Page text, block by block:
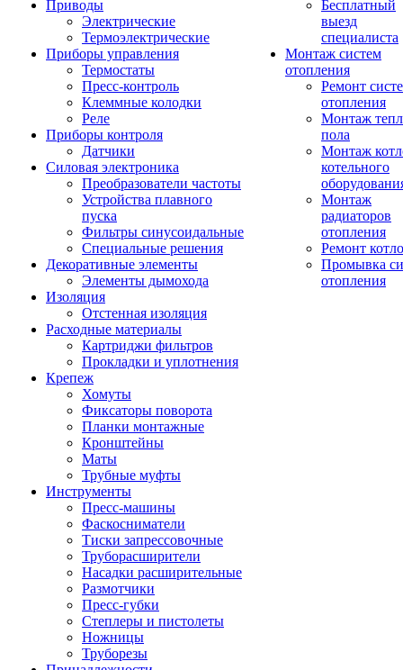
Приводы
Электрические
Термоэлектрические
Приборы управления
Термостаты
Пресс-контроль
Клеммные колодки
Реле
Приборы контроля
Датчики
Силовая электроника
Преобразователи частоты
Устройства плавного
пуска
Фильтры синусоидальные
Специальные решения
Декоративные элементы
Элементы дымохода
Изоляция
Отстенная изоляция
Расходные материалы
Картриджи фильтров
Прокладки и уплотнения
Крепеж
Хомуты
Фиксаторы поворота
Планки монтажные
Кронштейны
Маты
Трубные муфты
Инструменты
Пресс-машины
Фаскосниматели
Тиски запрессовочные
Труборасширители
Насадки расширительные
Размотчики
Пресс-губки
Степлеры и пистолеты
Ножницы
Труборезы
Бесплатный
выезд
специалиста
Монтаж систем
отопления
Ремонт
отопления
Монтаж
пола
Монтаж
котельного
Монтаж
радиаторов
отопления
Ремонт
Промывка
отопления